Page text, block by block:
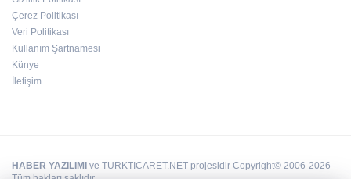
Çerez Politikası
Veri Politikası
Kullanım Şartnamesi
Künye
İletişim
HABER YAZILIMI ve TURKTICARET.NET projesidir Copyright© 2006-2026